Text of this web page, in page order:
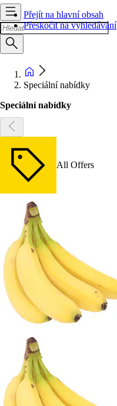
Přejít na hlavní obsah
Přeskočit na vyhledávání
Speciální nabídky
Speciální nabídky
All Offers